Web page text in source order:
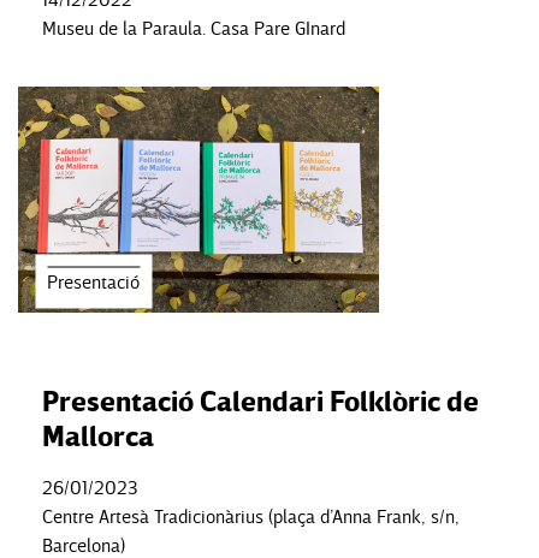
Museu de la Paraula. Casa Pare GInard
Presentació
Presentació Calendari Folklòric de
Mallorca
26/01/2023
Centre Artesà Tradicionàrius (plaça d’Anna Frank, s/n,
Barcelona)